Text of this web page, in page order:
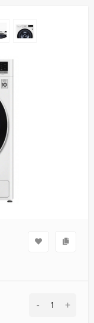
- +